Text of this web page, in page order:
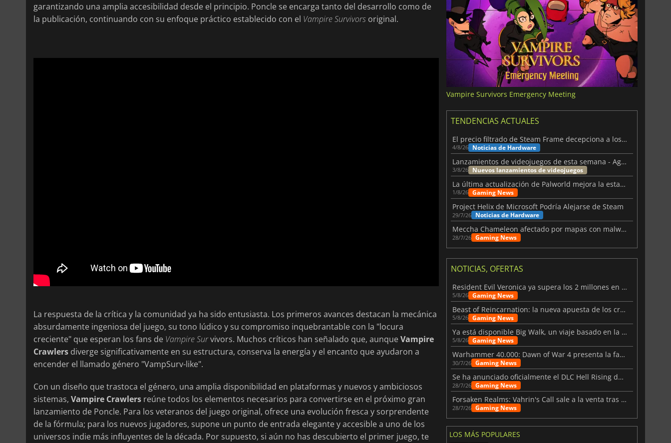
garantizando una amplia accesibilidad desde el principio. Poncle se encarga tanto del desarrollo como de
la publicación, continuando con su enfoque práctico establecido con el Vampire Survivors original.
La respuesta de la crítica y la comunidad ya ha sido entusiasta. Los primeros avances destacan la mecánica
absurdamente ingeniosa del juego, su tono lúdico y su compromiso inquebrantable con la "locura
creciente" que esperan los fans de Vampire Survivors. Muchos críticos han señalado que, aunqueVampire
Crawlers diverge significativamente en su estructura, conserva la energía y el encanto que ayudaron a
encender el llamado género "VampSurv-like".
Con un diseño que trastoca el género, una amplia disponibilidad en plataformas y nuevos y ambiciosos
sistemas, Vampire Crawlers reúne todos los elementos necesarios para convertirse en el próximo gran
lanzamiento de Poncle. Para los veteranos del juego original, ofrece una evolución fresca y sorprendente
de la fórmula; para los nuevos jugadores, supone un punto de entrada elegante y accesible a uno de los
universos indie más influyentes de la década. Por supuesto, si aún no has descubierto el primer juego, te
Vampire Survivors Emergency Meeting
TENDENCIAS ACTUALES
El precio filtrado de Steam Frame decepciona a los usuarios
4/8/26 Noticias de Hardware
Lanzamientos de videojuegos de esta semana - Agosto de 2026 (semana 32)
3/8/26 Nuevos lanzamientos de videojuegos
La última actualización de Palworld mejora la estabilidad
1/8/26 Gaming News
Project Helix de Microsoft Podría Alejarse de Steam
29/7/26 Noticias de Hardware
Meccha Chameleon afectado por mapas con malware y Discord
28/7/26 Gaming News
NOTICIAS, OFERTAS
Resident Evil Veronica ya supera los 2 millones en listas de deseados
5/8/26 Gaming News
Beast of Reincarnation: la nueva apuesta de los creadores de Pokémon
5/8/26 Gaming News
Ya está disponible Big Walk, un viaje basado en la amistad
5/8/26 Gaming News
Warhammer 40.000: Dawn of War 4 presenta la facción de los Necrones
30/7/26 Gaming News
Se ha anunciado oficialmente el DLC Hell Rising de Nioh 3
28/7/26 Gaming News
Forsaken Realms: Vahrin's Call sale a la venta tras una década
28/7/26 Gaming News
LOS MÁS POPULARES